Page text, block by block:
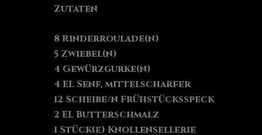
Zutaten
8 Rinderroulade(n)
5 Zwiebel(n)
4 Gewürzgurke(n)
4 EL Senf, mittelscharfer
12 Scheibe/n Frühstücksspeck
2 EL Butterschmalz
1 Stück(e) Knollensellerie